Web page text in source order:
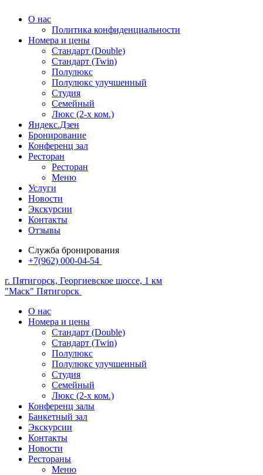
О нас
Политика конфиденциальности
Номера и цены
Стандарт (Double)
Стандарт (Twin)
Полулюкс
Полулюкс улучшенный
Студия
Семейный
Люкс (2-х ком.)
Яндекс.Дзен
Бронирование
Конференц зал
Ресторан
Ресторан
Меню
Услуги
Новости
Экскурсии
Контакты
Отзывы
Служба бронирования
+7(962) 000-04-54
г. Пятигорск, Георгиевское шоссе, 1 км
"Маск" Пятигорск
О нас
Номера и цены
Стандарт (Double)
Стандарт (Twin)
Полулюкс
Полулюкс улучшенный
Студия
Семейный
Люкс (2-х ком.)
Конференц залы
Банкетный зал
Экскурсии
Контакты
Новости
Рестораны
Меню